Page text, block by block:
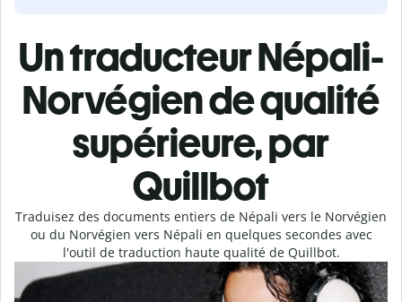
Un traducteur Népali-
Norvégien de qualité
supérieure, par
Quillbot
Traduisez des documents entiers de Népali vers le Norvégien
ou du Norvégien vers Népali en quelques secondes avec
l'outil de traduction haute qualité de Quillbot.